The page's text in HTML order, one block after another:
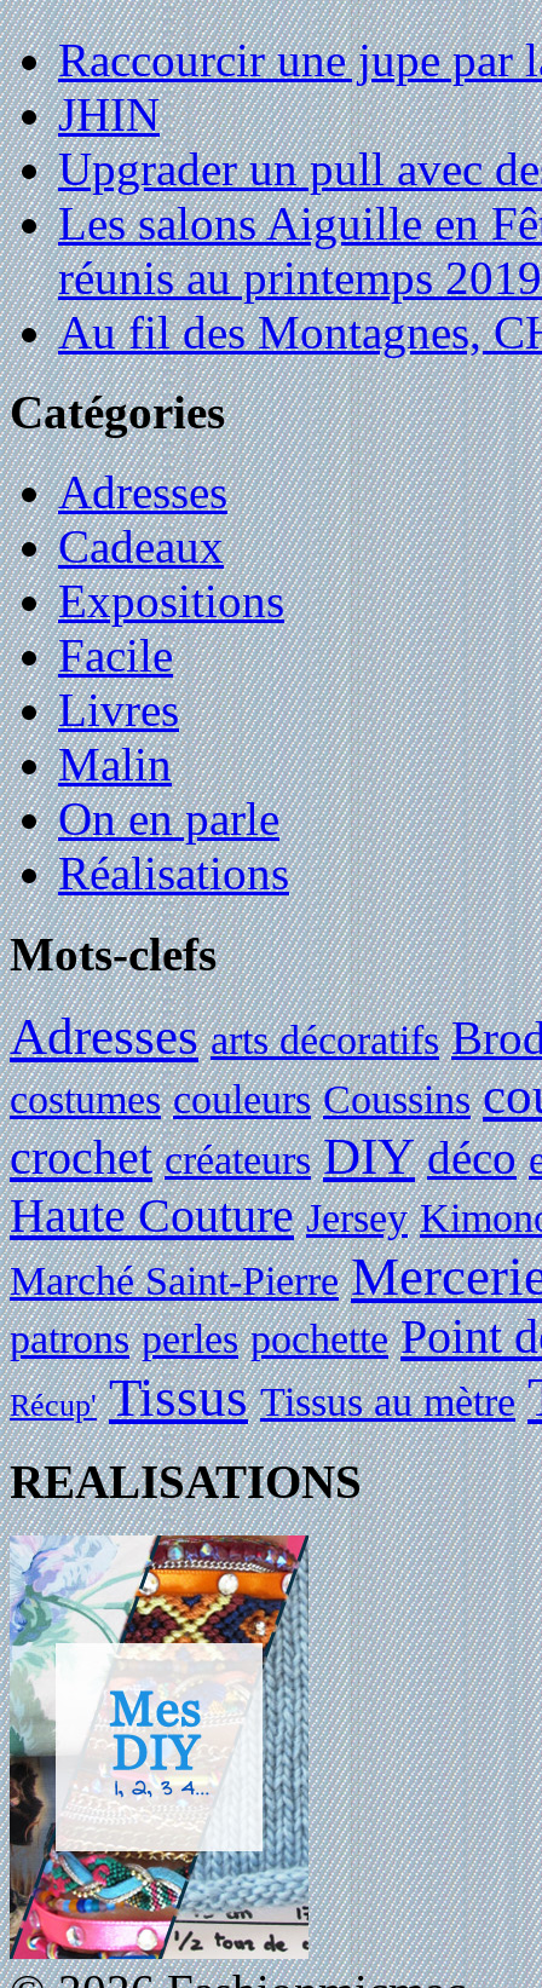
Raccourcir une jupe par
JHIN
Upgrader un pull avec
Les salons Aiguille en
réunis au printemps 2019
Au fil des Montagnes,
Catégories
Adresses
Cadeaux
Expositions
Facile
Livres
Malin
On en parle
Réalisations
Mots-clefs
Adresses arts décoratifs
costumes couleurs Coussins
crochet créateurs DIY déco
Haute Couture Jersey
Marché Saint-Pierre
patrons perles pochette Point
Récup' Tissus Tissus au mètre
REALISATIONS